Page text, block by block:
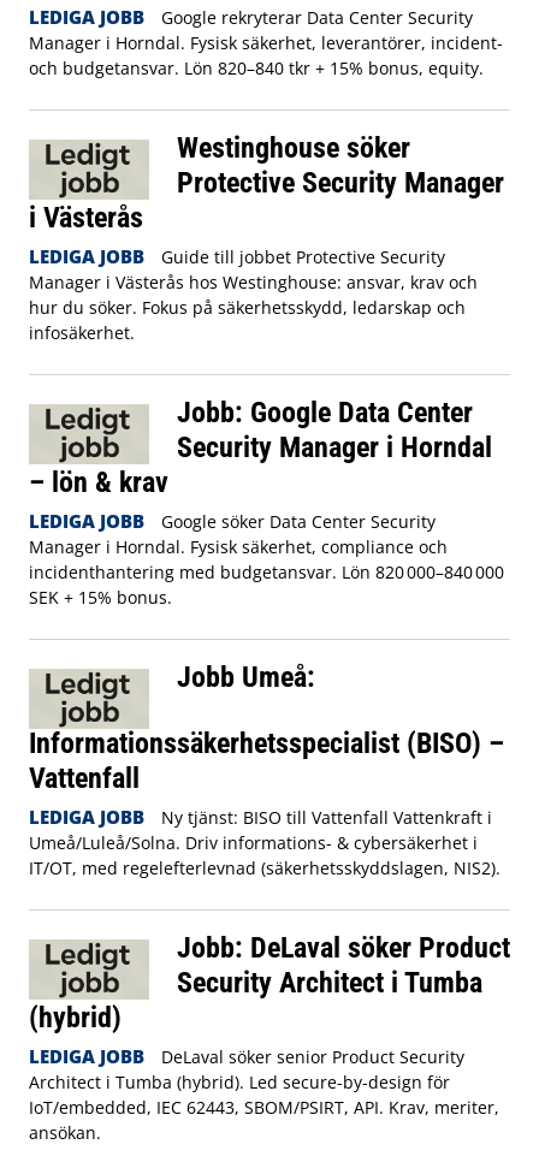
LEDIGA JOBB
Google rekryterar Data Center Security
Manager i Horndal. Fysisk säkerhet, leverantörer, incident-
och budgetansvar. Lön 820–840 tkr + 15% bonus, equity.
Westinghouse söker
Protective Security Manager
i Västerås
LEDIGA JOBB
Guide till jobbet Protective Security
Manager i Västerås hos Westinghouse: ansvar, krav och
hur du söker. Fokus på säkerhetsskydd, ledarskap och
infosäkerhet.
Jobb: Google Data Center
Security Manager i Horndal
– lön & krav
LEDIGA JOBB
Google söker Data Center Security
Manager i Horndal. Fysisk säkerhet, compliance och
incidenthantering med budgetansvar. Lön 820 000–840 000
SEK + 15% bonus.
Jobb Umeå:
Informationssäkerhetsspecialist (BISO) –
Vattenfall
LEDIGA JOBB
Ny tjänst: BISO till Vattenfall Vattenkraft i
Umeå/Luleå/Solna. Driv informations- & cybersäkerhet i
IT/OT, med regelefterlevnad (säkerhetsskyddslagen, NIS2).
Jobb: DeLaval söker Product
Security Architect i Tumba
(hybrid)
LEDIGA JOBB
DeLaval söker senior Product Security
Architect i Tumba (hybrid). Led secure-by-design för
IoT/embedded, IEC 62443, SBOM/PSIRT, API. Krav, meriter,
ansökan.